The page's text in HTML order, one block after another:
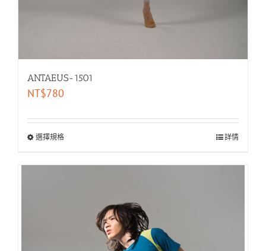
ANTAEUS-1501
NT$780
選擇規格 詳情